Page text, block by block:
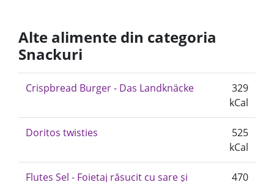
Alte alimente din categoria
Snackuri
Crispbread Burger - Das Landknäcke
329
kCal
Doritos twisties
525
kCal
Flutes Sel - Foietaj răsucit cu sare și 470